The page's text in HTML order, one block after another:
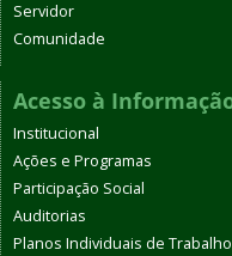
Servidor
Comunidade
Acesso à
Institucional
Ações e Programas
Participação Social
Auditorias
Planos Individuais de Trabalho